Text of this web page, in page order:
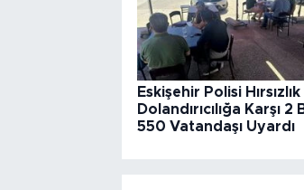
Eskişehir Polisi Hırsızlık
Dolandırıcılığa Karşı 2
550 Vatandaşı Uyardı